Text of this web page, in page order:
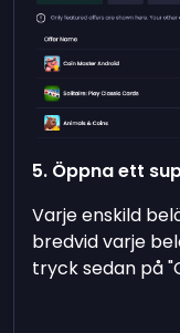
5. Öppna ett
Varje enskild
bredvid varje
tryck sedan på